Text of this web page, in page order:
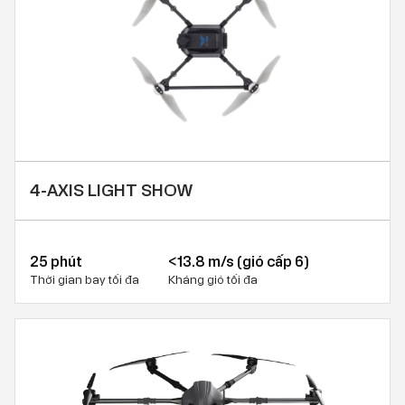
4-AXIS LIGHT SHOW
25 phút
Thời gian bay tối đa
<13.8 m/s (gió cấp 6)
Kháng gió tối đa